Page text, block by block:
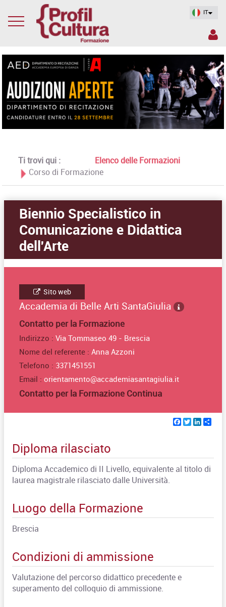
IT
Ti trovi qui :
Elenco delle Formazioni
Corso di Formazione
Biennio Specialistico in
Comunicazione e Didattica
dell'Arte
Sito web
Accademia di Belle Arti SantaGiulia
Contatto per la Formazione
Indirizzo :Via Tommaseo 49 - Brescia
Nome del referente :Anna Azzoni
Telefono : 3371451551
Email :orientamento@accademiasantagiulia.it
Contatto per la Formazione Continua
Facebook
Twitter
Diploma rilasciato
Diploma Accademico di II Livello, equivalente al titolo di
laurea magistrale rilasciato dalle Università.
Luogo della Formazione
Brescia
Condizioni di ammissione
Valutazione del percorso didattico precedente e
superamento del colloquio di ammissione.